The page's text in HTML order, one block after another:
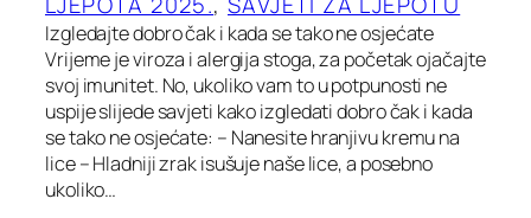
Izgledajte dobro čak i kada se tako ne osjećate
Vrijeme je viroza i alergija stoga, za početak ojačajte
svoj imunitet. No, ukoliko vam to u potpunosti ne
uspije slijede savjeti kako izgledati dobro čak i kada
se tako ne osjećate: – Nanesite hranjivu kremu na
lice – Hladniji zrak isušuje naše lice, a posebno
ukoliko…